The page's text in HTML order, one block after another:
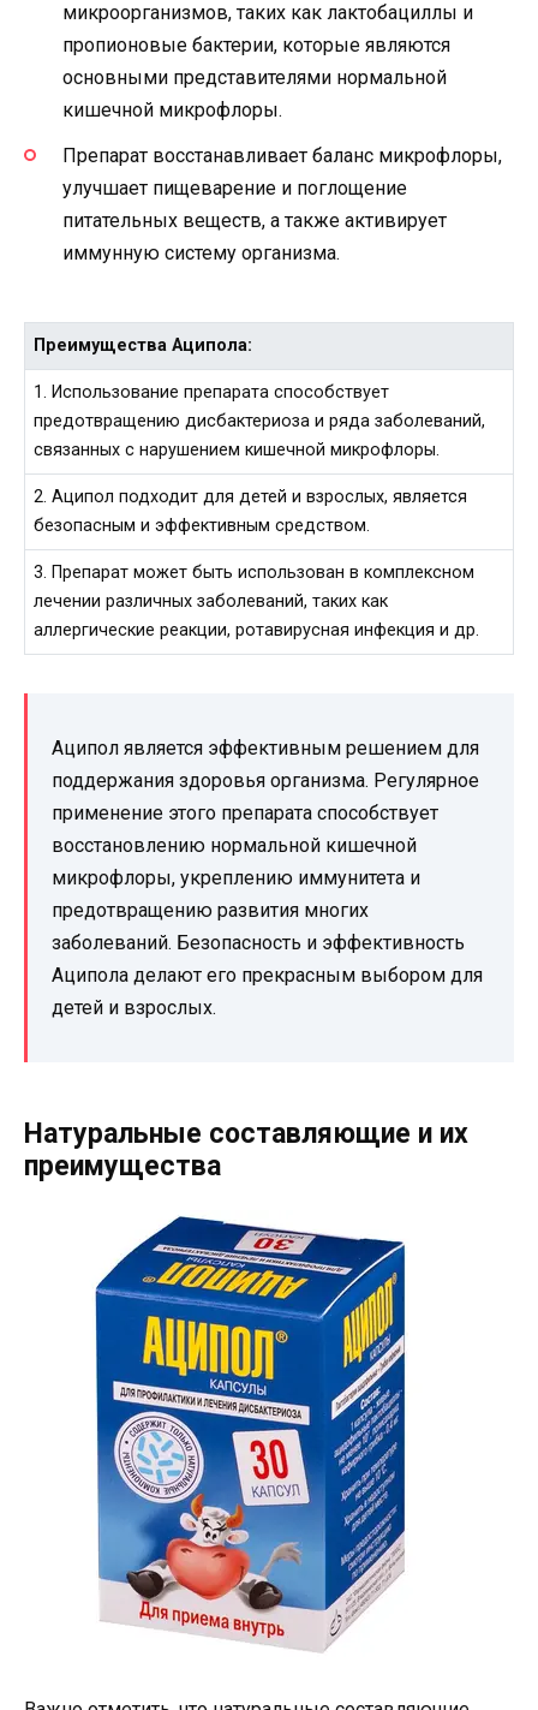
микроорганизмов, таких как лактобациллы и
пропионовые бактерии, которые являются
основными представителями нормальной
кишечной микрофлоры.
Препарат восстанавливает баланс микрофлоры,
улучшает пищеварение и поглощение
питательных веществ, а также активирует
иммунную систему организма.
Преимущества Аципола:
1. Использование препарата способствует
предотвращению дисбактериоза и ряда заболеваний,
связанных с нарушением кишечной микрофлоры.
2. Аципол подходит для детей и взрослых, является
безопасным и эффективным средством.
3. Препарат может быть использован в комплексном
лечении различных заболеваний, таких как
аллергические реакции, ротавирусная инфекция и др.
Аципол является эффективным решением для
поддержания здоровья организма. Регулярное
применение этого препарата способствует
восстановлению нормальной кишечной
микрофлоры, укреплению иммунитета и
предотвращению развития многих
заболеваний. Безопасность и эффективность
Аципола делают его прекрасным выбором для
детей и взрослых.
Натуральные составляющие и их
преимущества